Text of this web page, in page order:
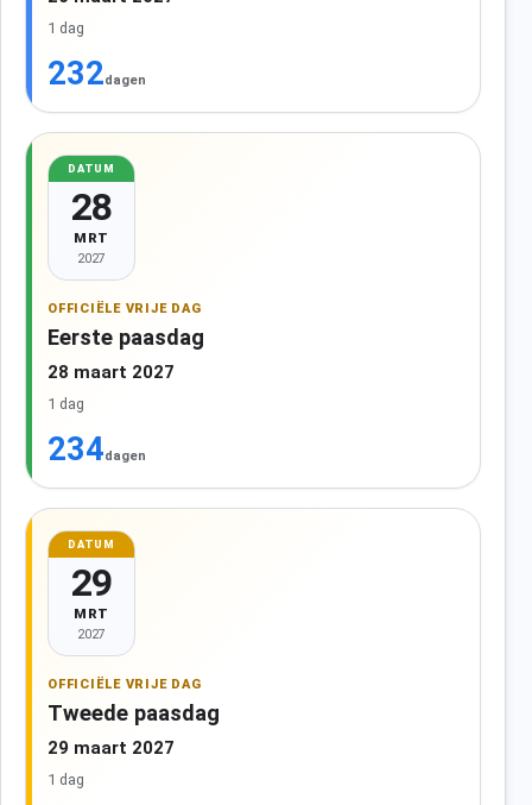
1 dag
232dagen
DATUM
28
MRT
2027
OFFICIËLE VRIJE DAG
Eerste paasdag
28 maart 2027
1 dag
234dagen
DATUM
29
MRT
2027
OFFICIËLE VRIJE DAG
Tweede paasdag
29 maart 2027
1 dag